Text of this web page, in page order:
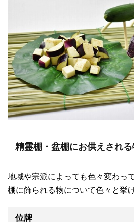
精霊棚・盆棚にお供えされ
地域や宗派によっても色々変わっ
棚に飾られる物について色々と挙
位牌